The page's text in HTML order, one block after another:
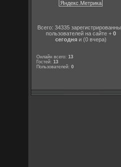
Всего: 34335
пользователей на сайте + 0
сегодняи (0 вчера)
Онлайн всего:13
Гостей:13
Пользователей:0